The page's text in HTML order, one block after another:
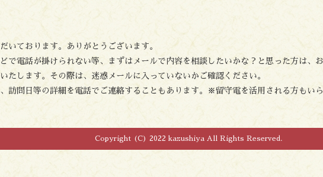
いております。ありがとうございます。
で電話が掛けられない等、まずはメールで内容を相談したいかな？と思った方は、
します。その際は、迷惑メールに入っていないかご確認ください。
訪問日等の詳細を電話でご連絡することもあります。※留守電を活用される方もいら
Copyright (C) 2022 kazushiya All Rights Reserved.